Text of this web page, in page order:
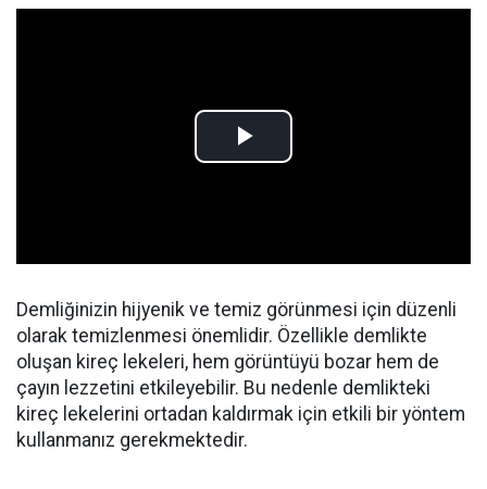
Demliğinizin hijyenik ve temiz görünmesi için düzenli
olarak temizlenmesi önemlidir. Özellikle demlikte
oluşan kireç lekeleri, hem görüntüyü bozar hem de
çayın lezzetini etkileyebilir. Bu nedenle demlikteki
kireç lekelerini ortadan kaldırmak için etkili bir yöntem
kullanmanız gerekmektedir.